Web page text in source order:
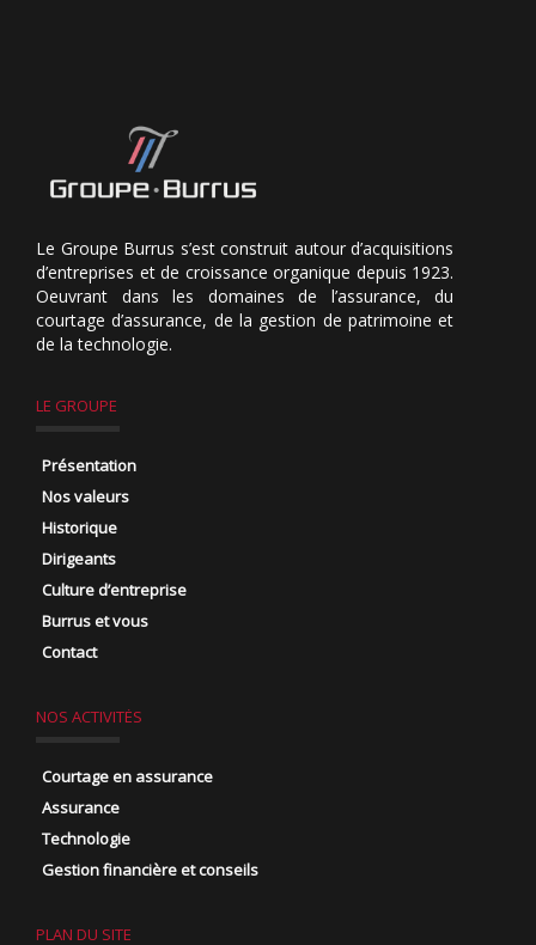
Le Groupe Burrus s’est construit autour d’acquisitions
d’entreprises et de croissance organique depuis 1923.
Oeuvrant dans les domaines de l’assurance, du
courtage d’assurance, de la gestion de patrimoine et
de la technologie.
LE GROUPE
Présentation
Nos valeurs
Historique
Dirigeants
Culture d’entreprise
Burrus et vous
Contact
NOS ACTIVITÉS
Courtage en assurance
Assurance
Technologie
Gestion financière et conseils
PLAN DU SITE